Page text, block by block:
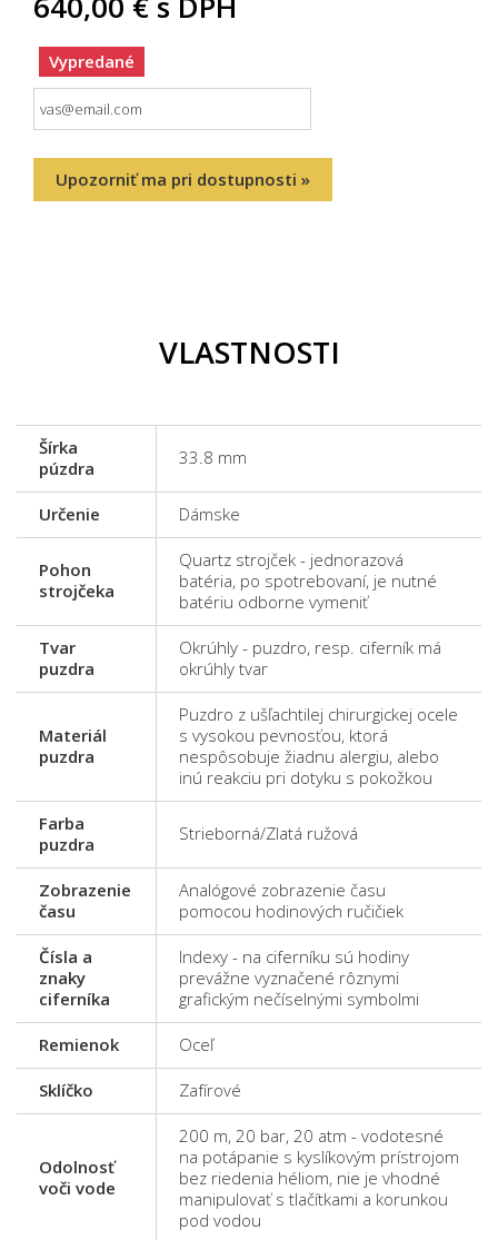
Vypredané
Upozorniť ma pri dostupnosti »
VLASTNOSTI
Šírka
púzdra
33.8 mm
Určenie Dámske
Pohon
strojčeka
Quartz strojček - jednorazová
batéria, po spotrebovaní, je nutné
batériu odborne vymeniť
Tvar
puzdra
Okrúhly - puzdro, resp. ciferník má
okrúhly tvar
Materiál
puzdra
Puzdro z ušľachtilej chirurgickej ocele
s vysokou pevnosťou, ktorá
nespôsobuje žiadnu alergiu, alebo
inú reakciu pri dotyku s pokožkou
Farba
puzdra
Strieborná/Zlatá ružová
Zobrazenie
času
Analógové zobrazenie času
pomocou hodinových ručičiek
Čísla a
znaky
ciferníka
Indexy - na ciferníku sú hodiny
prevážne vyznačené rôznymi
grafickým nečíselnými symbolmi
Remienok Oceľ
Sklíčko Zafírové
Odolnosť
voči vode
200 m, 20 bar, 20 atm - vodotesné
na potápanie s kyslíkovým prístrojom
bez riedenia héliom, nie je vhodné
manipulovať s tlačítkami a korunkou
pod vodou